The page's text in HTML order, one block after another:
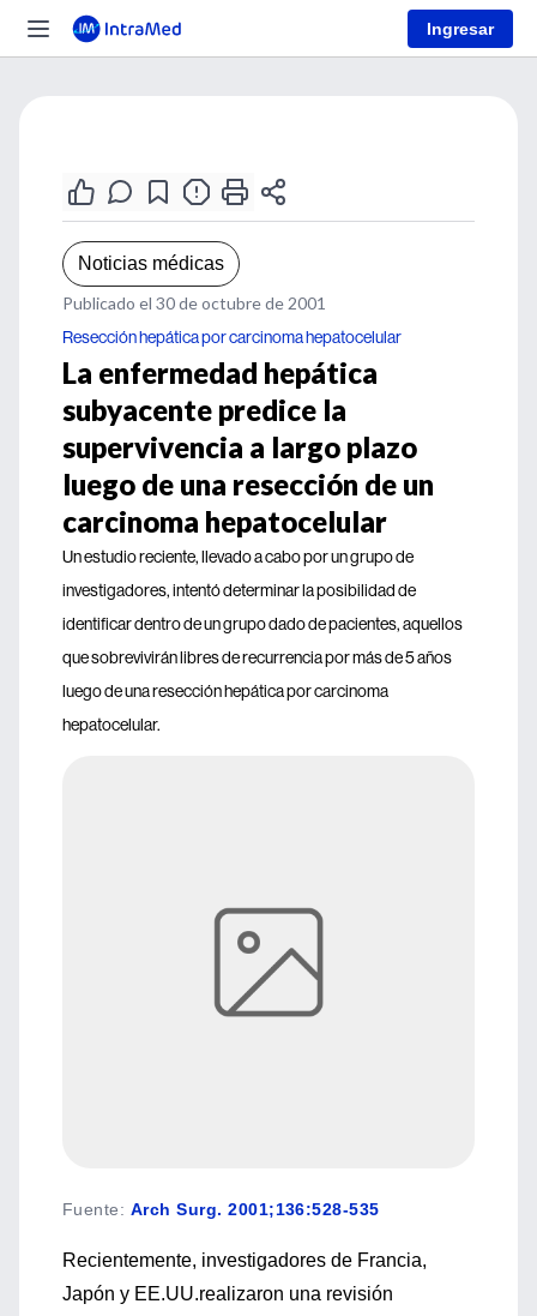
Ingresar
Noticias médicas
Publicado el 30 de octubre de 2001
Resección hepática por carcinoma hepatocelular
La enfermedad hepática
subyacente predice la
supervivencia a largo plazo
luego de una resección de un
carcinoma hepatocelular
Un estudio reciente, llevado a cabo por un grupo de
investigadores, intentó determinar la posibilidad de
identificar dentro de un grupo dado de pacientes, aquellos
que sobrevivirán libres de recurrencia por más de 5 años
luego de una resección hepática por carcinoma
hepatocelular.
Fuente: Arch Surg. 2001;136:528-535
Recientemente, investigadores de Francia,
Japón y EE.UU.realizaron una revisión